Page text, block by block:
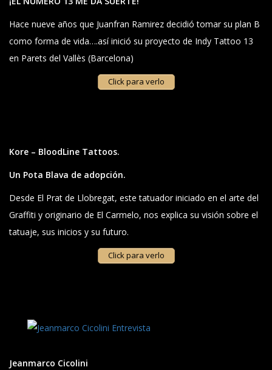
Hace nueve años que Juanfran Ramirez decidió tomar su plan B
como forma de vida….así inició su proyecto de Indy Tattoo 13
en Parets del Vallès (Barcelona)
Click para verlo
Kore – BloodLine Tattoos.
Un Pota Blava de adopción.
Desde El Prat de Llobregat, este tatuador iniciado en el arte del
Graffiti y originario de El Carmelo, nos explica su visión sobre el
tatuaje, sus inicios y su futuro.
Click para verlo
Jeanmarco Cicolini